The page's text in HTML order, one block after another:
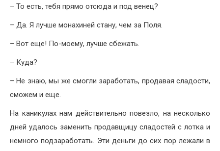
– То есть, тебя прямо отсюда и под венец?
– Да. Я лучше монахиней стану, чем за Поля.
– Вот еще! По-моему, лучше сбежать.
– Куда?
– Не знаю, мы же смогли заработать, продавая сладости,
сможем и еще.
На каникулах нам действительно повезло, на несколько
дней удалось заменить продавщицу сладостей с лотка и
немного подзаработать. Эти деньги до сих пор лежали в